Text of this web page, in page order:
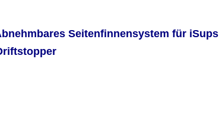
Seitenfinnensystem für iSups